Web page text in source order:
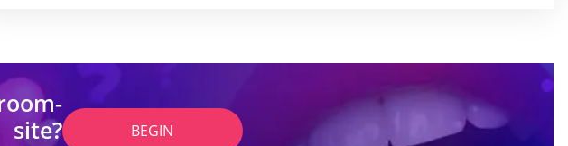
site?
BEGIN